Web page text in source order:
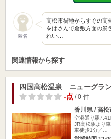
匿名
高松市街地からすぐの高
をはさんで倉敷方面の景
れい…
関連情報から探す
四国高松温泉 ニューグラ
-点/ 0 件
香川県 / 高松
空港通り駅
JR高松駅より
車徒歩1分／…